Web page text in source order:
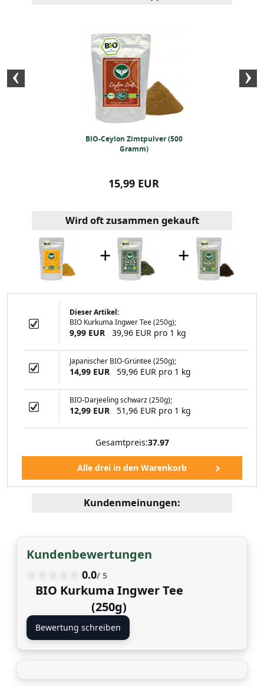
BIO-Ceylon Zimtpulver (500
Gramm)
15,99 EUR
(500
EUR
Wird oft zusammen gekauft
+ +
Dieser Artikel:
BIO Kurkuma Ingwer Tee (250g);
9,99 EUR 39,96 EUR pro 1 kg
Japanischer BIO-Grüntee (250g);
14,99 EUR 59,96 EUR pro 1 kg
BIO-Darjeeling schwarz (250g);
12,99 EUR 51,96 EUR pro 1 kg
Gesamtpreis:37.97
Kundenmeinungen:
Kundenbewertungen
0.0/ 5
BIO Kurkuma Ingwer Tee
(250g)
Bewertung schreiben